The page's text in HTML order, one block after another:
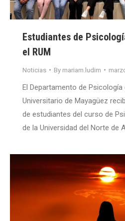
Estudiantes de
el RUM
Noticias By mariam.ludim
El Departamento de Psicología
Universitario de Mayagüez
de estudiantes del curso de
de la Universidad del Norte de